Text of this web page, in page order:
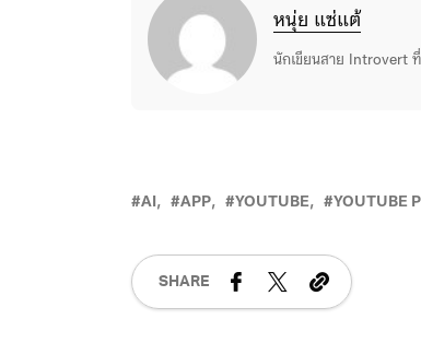
หนุ่ย แซ่แต้
นักเขียนสาย Introvert ที่
AI APP YOUTUBE YOUTUBE
SHARE